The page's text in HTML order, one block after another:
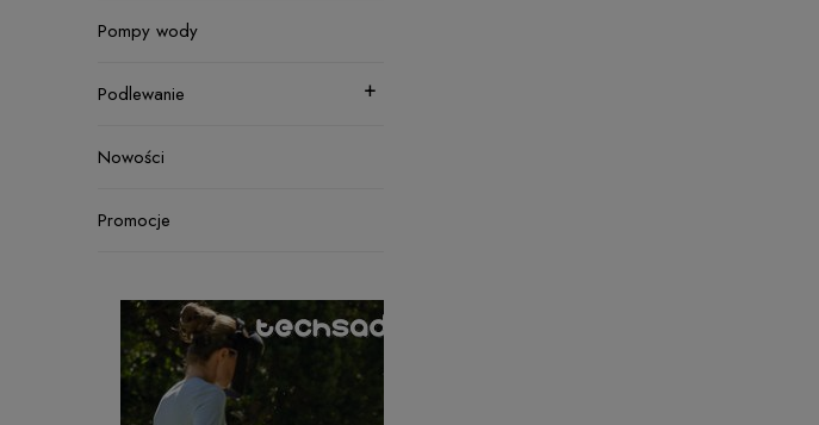
Pompy wody
Podlewanie
Nowości
Promocje